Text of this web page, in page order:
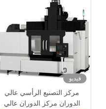
فيديو
مركز التصنيع الرأسي عالي
الدوران مركز الدوران عالي